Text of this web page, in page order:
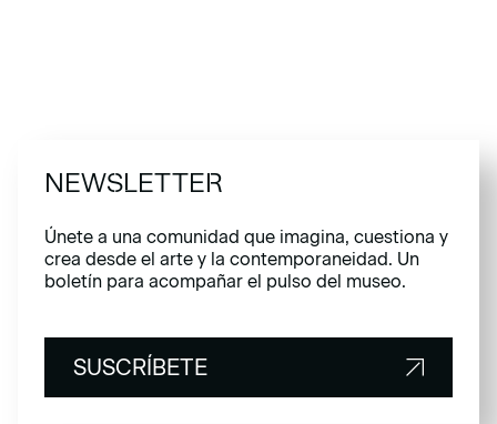
NEWSLETTER
Únete a una comunidad que imagina, cuestiona y
crea desde el arte y la contemporaneidad. Un
boletín para acompañar el pulso del museo.
SUSCRÍBETE